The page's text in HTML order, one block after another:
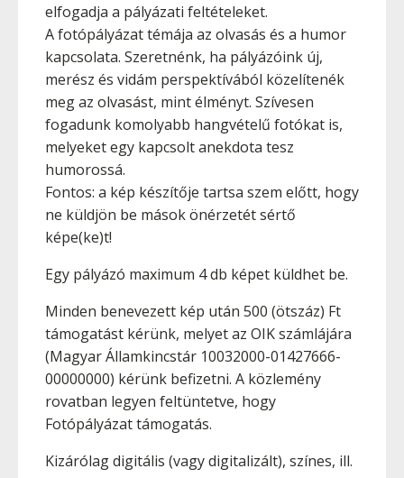
elfogadja a pályázati feltételeket.
A fotópályázat témája az olvasás és a humor
kapcsolata. Szeretnénk, ha pályázóink új,
merész és vidám perspektívából közelítenék
meg az olvasást, mint élményt. Szívesen
fogadunk komolyabb hangvételű fotókat is,
melyeket egy kapcsolt anekdota tesz
humorossá.
Fontos: a kép készítője tartsa szem előtt, hogy
ne küldjön be mások önérzetét sértő
képe(ke)t!
Egy pályázó maximum 4 db képet küldhet be.
Minden benevezett kép után 500 (ötszáz) Ft
támogatást kérünk, melyet az OIK számlájára
(Magyar Államkincstár 10032000-01427666-
00000000) kérünk befizetni. A közlemény
rovatban legyen feltüntetve, hogy
Fotópályázat támogatás.
Kizárólag digitális (vagy digitalizált), színes, ill.